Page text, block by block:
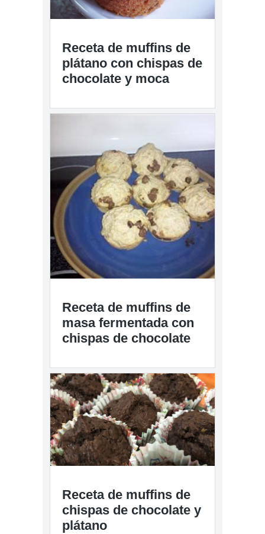
Receta de muffins de
plátano con chispas de
chocolate y moca
Receta de muffins de
masa fermentada con
chispas de chocolate
Receta de muffins de
chispas de chocolate y
plátano